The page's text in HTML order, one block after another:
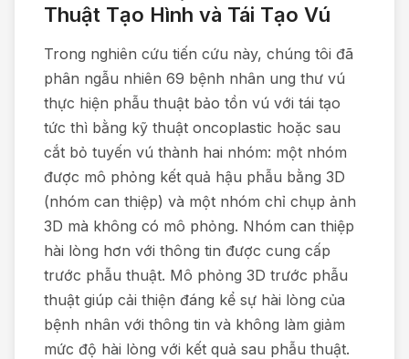
Thuật Tạo Hình và Tái Tạo Vú
Trong nghiên cứu tiến cứu này, chúng tôi đã
phân ngẫu nhiên 69 bệnh nhân ung thư vú
thực hiện phẫu thuật bảo tồn vú với tái tạo
tức thì bằng kỹ thuật oncoplastic hoặc sau
cắt bỏ tuyến vú thành hai nhóm: một nhóm
được mô phỏng kết quả hậu phẫu bằng 3D
(nhóm can thiệp) và một nhóm chỉ chụp ảnh
3D mà không có mô phỏng. Nhóm can thiệp
hài lòng hơn với thông tin được cung cấp
trước phẫu thuật. Mô phỏng 3D trước phẫu
thuật giúp cải thiện đáng kể sự hài lòng của
bệnh nhân với thông tin và không làm giảm
mức độ hài lòng với kết quả sau phẫu thuật.